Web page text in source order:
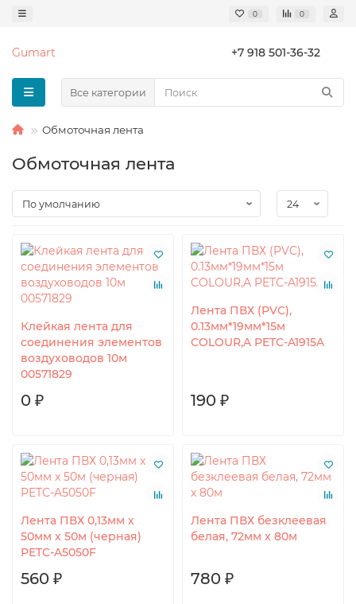
0 0
Gumart +7 918 501-36-32
Все категории
Обмоточная лента
Обмоточная лента
Клейкая лента для
соединения элементов
воздуховодов 10м
00571829
0 ₽
Лента ПВХ (PVC),
0.13мм*19мм*15м
COLOUR,A PETC-A1915A
190 ₽
Лента ПВХ 0,13мм х
50мм х 50м (черная)
PETC-A5050F
560 ₽
Лента ПВХ безклеевая
белая, 72мм x 80м
780 ₽